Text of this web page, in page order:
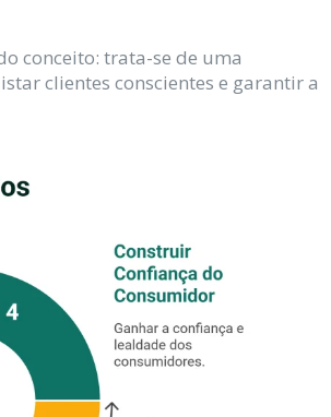
conceito: trata-se de uma
clientes conscientes e garantir a